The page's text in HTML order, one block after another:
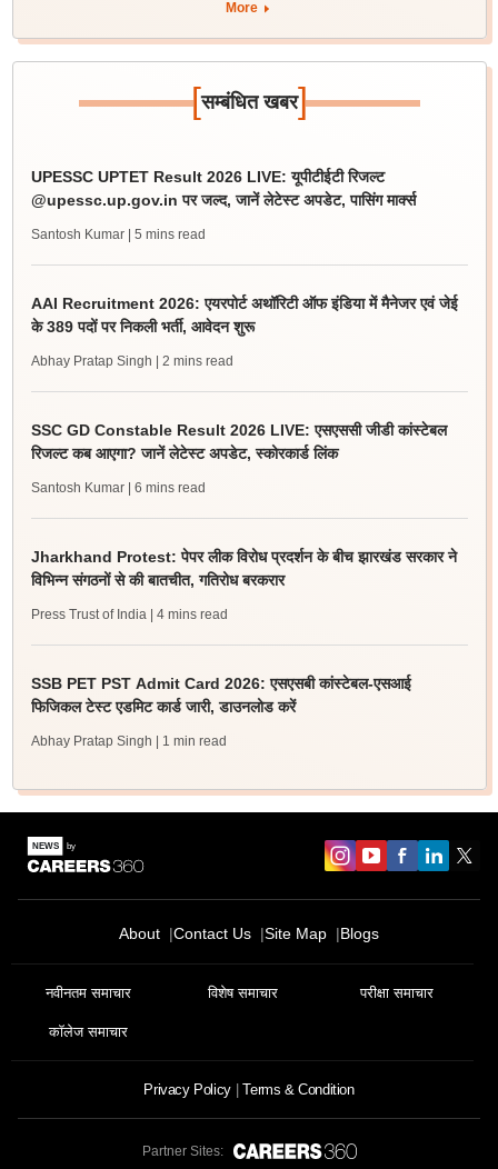
More
[सम्बंधित खबर]
UPESSC UPTET Result 2026 LIVE: यूपीटीईटी रिजल्ट
@upessc.up.gov.in पर जल्द, जानें लेटेस्ट अपडेट, पासिंग मार्क्स
Santosh Kumar | 5 mins read
AAI Recruitment 2026: एयरपोर्ट अथॉरिटी ऑफ इंडिया में मैनेजर एवं जेई
के 389 पदों पर निकली भर्ती, आवेदन शुरू
Abhay Pratap Singh | 2 mins read
SSC GD Constable Result 2026 LIVE: एसएससी जीडी कांस्टेबल
रिजल्ट कब आएगा? जानें लेटेस्ट अपडेट, स्कोरकार्ड लिंक
Santosh Kumar | 6 mins read
Jharkhand Protest: पेपर लीक विरोध प्रदर्शन के बीच झारखंड सरकार ने
विभिन्न संगठनों से की बातचीत, गतिरोध बरकरार
Press Trust of India | 4 mins read
SSB PET PST Admit Card 2026: एसएसबी कांस्टेबल-एसआई
फिजिकल टेस्ट एडमिट कार्ड जारी, डाउनलोड करें
Abhay Pratap Singh | 1 min read
About Contact Us Site Map Blogs
नवीनतम समाचार विशेष समाचार परीक्षा समाचार
कॉलेज समाचार
Privacy Policy Terms & Condition
Partner Sites: